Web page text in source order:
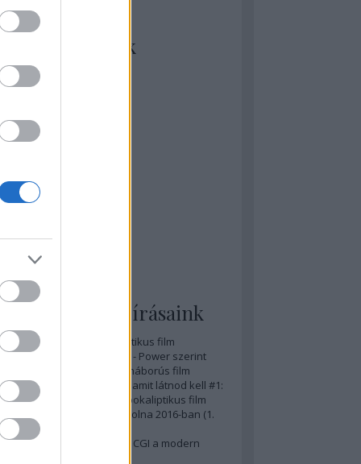
szívesen
nézünk/olvasunk
szerint
Joint
Mánia app
meg az ember!
& Calzone
A legolvasottabb írásaink
A 20 legjobb posztapokaliptikus film
A 15 legjobb időutazós film - Power szerint
A 10 legjobb második világháborús film
50 posztapokaliptikus film, amit látnod kell #1:
A 10 legkreatívabb posztapokaliptikus film
20 film, amit látnod kellett volna 2016-ban (1.
rész)
Ezért néz ki borzasztóan a CGI a modern